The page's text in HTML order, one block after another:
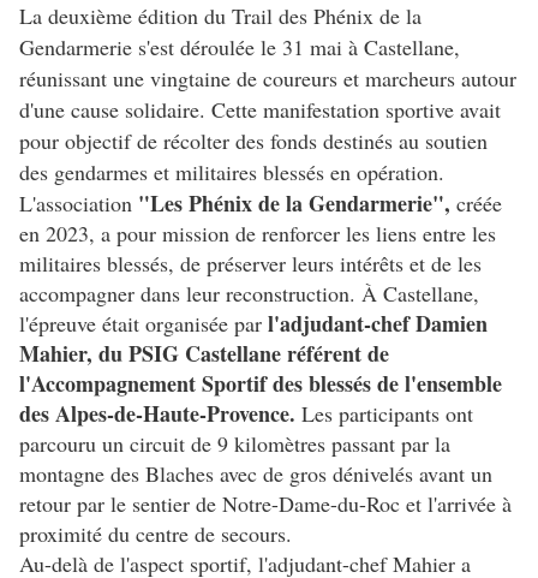
La deuxième édition du Trail des Phénix de la
Gendarmerie s'est déroulée le 31 mai à Castellane,
réunissant une vingtaine de coureurs et marcheurs autour
d'une cause solidaire. Cette manifestation sportive avait
pour objectif de récolter des fonds destinés au soutien
des gendarmes et militaires blessés en opération.
L'association "Les Phénix de la Gendarmerie", créée
en 2023, a pour mission de renforcer les liens entre les
militaires blessés, de préserver leurs intérêts et de les
accompagner dans leur reconstruction. À Castellane,
l'épreuve était organisée par l'adjudant-chef Damien
Mahier, du PSIG Castellane référent de
l'Accompagnement Sportif des blessés de l'ensemble
des Alpes-de-Haute-Provence. Les participants ont
parcouru un circuit de 9 kilomètres passant par la
montagne des Blaches avec de gros dénivelés avant un
retour par le sentier de Notre-Dame-du-Roc et l'arrivée à
proximité du centre de secours.
Au-delà de l'aspect sportif, l'adjudant-chef Mahier a